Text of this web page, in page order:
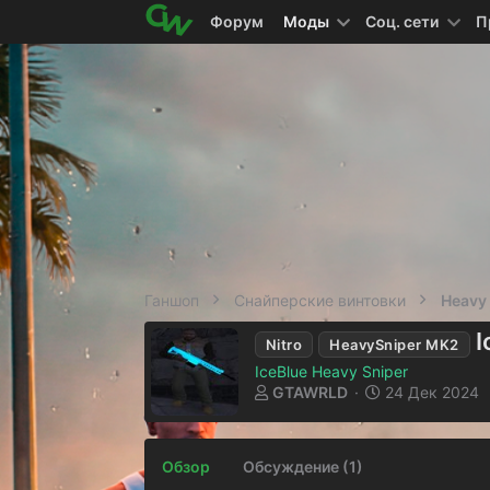
Форум Моды Соц. сети
Ганшоп Снайперские винтовки
Nitro HeavySniper MK2
IceBlue Heavy Sniper
А
р
GTAWRLD
Д
24 Дек 2024
Обзор Обсуждение (1)